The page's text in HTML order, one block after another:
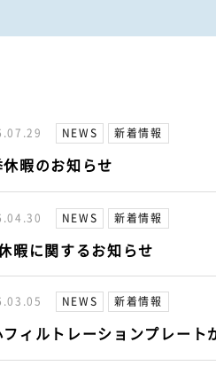
NEWS 新着情報
暇のお知らせ
NEWS 新着情報
暇に関するお知らせ
NEWS 新着情報
ィルトレーションプレート